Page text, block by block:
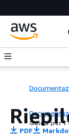
Guida per
PDF